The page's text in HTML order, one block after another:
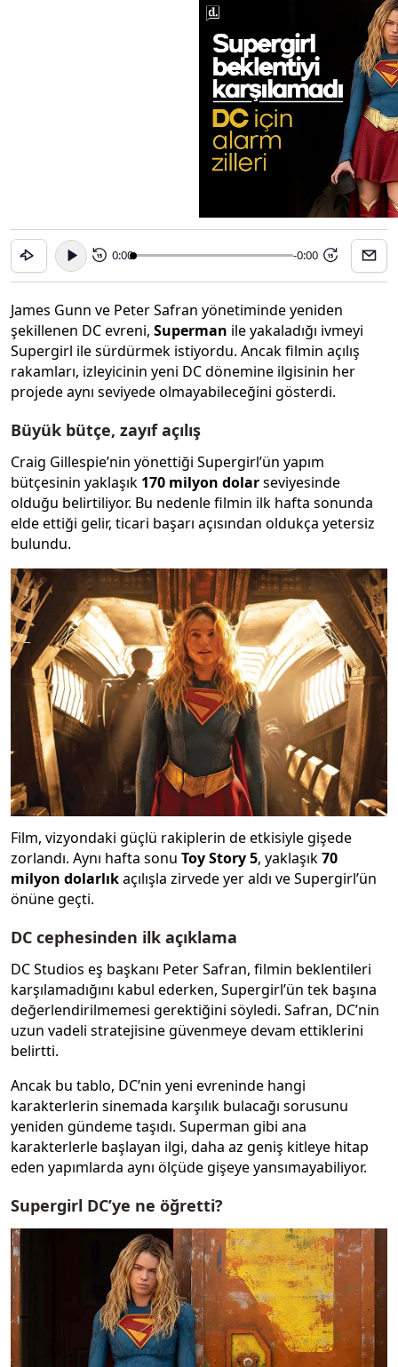
15 0:00 -0:00 15
James Gunn ve Peter Safran yönetiminde yeniden
şekillenen DC evreni, Superman ile yakaladığı ivmeyi
Supergirl ile sürdürmek istiyordu. Ancak filmin açılış
rakamları, izleyicinin yeni DC dönemine ilgisinin her
projede aynı seviyede olmayabileceğini gösterdi.
Büyük bütçe, zayıf açılış
Craig Gillespie’nin yönettiği Supergirl’ün yapım
bütçesinin yaklaşık 170 milyon dolarseviyesinde
olduğu belirtiliyor. Bu nedenle filmin ilk hafta sonunda
elde ettiği gelir, ticari başarı açısından oldukça yetersiz
bulundu.
Film, vizyondaki güçlü rakiplerin de etkisiyle gişede
zorlandı. Aynı hafta sonu Toy Story 5, yaklaşık70
milyon dolarlıkaçılışla zirvede yer aldı ve Supergirl’ün
önüne geçti.
DC cephesinden ilk açıklama
DC Studios eş başkanı Peter Safran, filmin beklentileri
karşılamadığını kabul ederken, Supergirl’ün tek başına
değerlendirilmemesi gerektiğini söyledi. Safran, DC’nin
uzun vadeli stratejisine güvenmeye devam ettiklerini
belirtti.
Ancak bu tablo, DC’nin yeni evreninde hangi
karakterlerin sinemada karşılık bulacağı sorusunu
yeniden gündeme taşıdı. Superman gibi ana
karakterlerle başlayan ilgi, daha az geniş kitleye hitap
eden yapımlarda aynı ölçüde gişeye yansımayabiliyor.
Supergirl DC’ye ne öğretti?